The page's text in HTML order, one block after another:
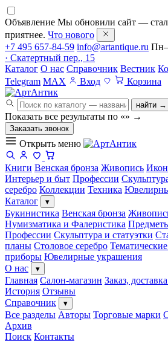
Объявление Мы обновили сайт —
приятнее. Что нового
+7 495 657-84-59 info@artantique.ru
· Скатертный пер., 15
Каталог О нас Справочник Вестник
Telegram MAX Вход Корзина
найти →
Показать все результаты по «» →
Заказать звонок
Открыть меню
Книги Венская бронза Живопись
Интерьер и быт Профессии
серебро Коллекции Техника
Каталог
▾
Букинистика Венская бронза
Нумизматика и Фалеристика
Профессии Скульптура и статуэтки
планы Столовое серебро
приборы Ювелирные украшения
О нас
▾
Главная Салон-магазин Заказ,
История Отзывы
Справочник
▾
Все разделы Авторы Торговые марки
Архив
Поиск Контакты